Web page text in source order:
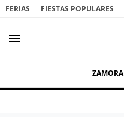
FERIAS FIESTAS POPULARES
menu
ZAMORA